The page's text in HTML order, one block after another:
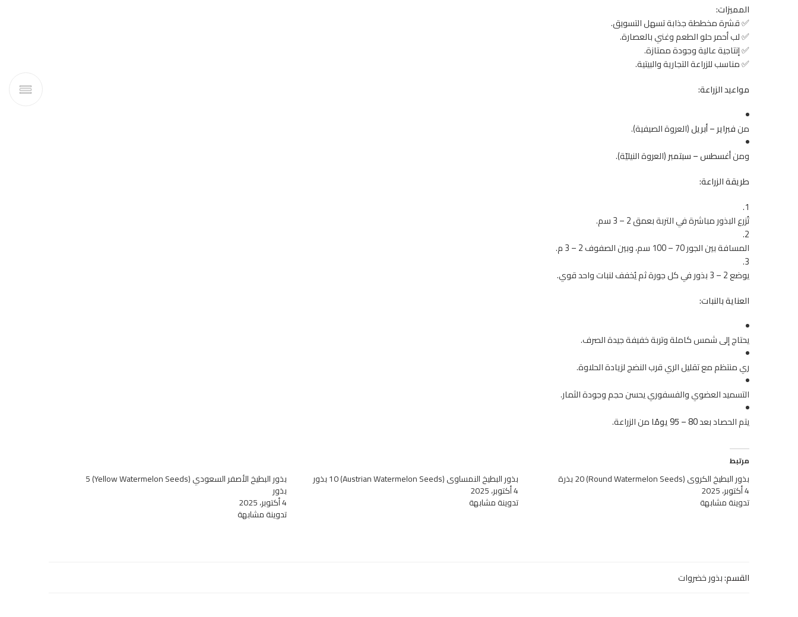
المميزات:
✅ قشرة مخططة جذابة تسهل التسويق.
✅ لب أحمر حلو الطعم وغني بالعصارة.
✅ إنتاجية عالية وجودة ممتازة.
✅ مناسب للزراعة التجارية والبيتية.
مواعيد الزراعة:
منفبراير – أبريل(العروة الصيفية).
ومنأغسطس – سبتمبر(العروة النيليّة).
طريقة الزراعة:
تُزرع البذور مباشرة في التربة بعمق 2 – 3 سم.
المسافة بين الجور 70 – 100 سم، وبين الصفوف 2 – 3 م.
يوضع 2 – 3 بذور في كل جورة ثم يُخفف لنبات واحد قوي.
العناية بالنبات:
يحتاج إلى شمس كاملة وتربة خفيفة جيدة الصرف.
ري منتظم مع تقليل الري قرب النضج لزيادة الحلاوة.
التسميد العضوي والفسفوري يحسن حجم وجودة الثمار.
يتم الحصاد بعد80 – 95 يومًا من الزراعة.
مرتبط
بذور البطيخ الكروي (Round Watermelon Seeds) 20 بذرة
4 أكتوبر، 2025
تدوينة مشابهة
بذور البطيخ النمساوي (Austrian Watermelon Seeds) 10 بذور
4 أكتوبر، 2025
تدوينة مشابهة
بذور البطيخ الأصفر السعودي (Yellow Watermelon Seeds) 5
بذور
4 أكتوبر، 2025
تدوينة مشابهة
القسم:بذور خضروات